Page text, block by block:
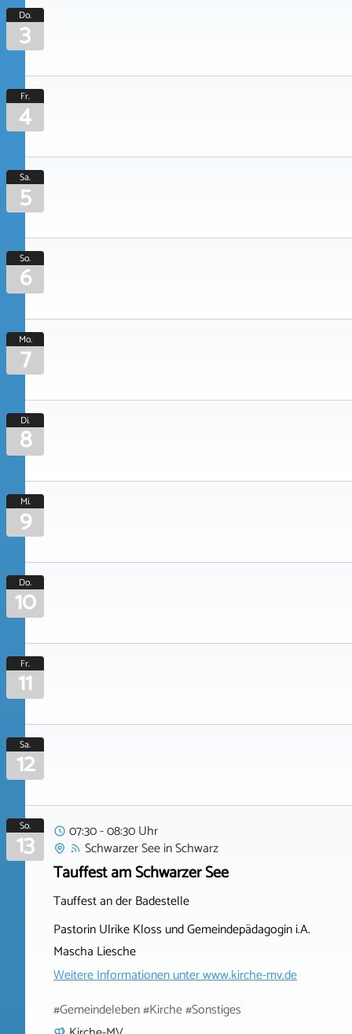
Do.
3
Fr.
4
Sa.
5
So.
6
Mo.
7
Di.
8
Mi.
9
Do.
10
Fr.
11
Sa.
12
So.
13
07:30 - 08:30 Uhr
Schwarzer SeeinSchwarz
Tauffest am Schwarzer See
Tauffest an der Badestelle
Pastorin Ulrike Kloss und Gemeindepädagogin i.A.
Mascha Liesche
Weitere Informationen unterwww.kirche-mv.de
#Gemeindeleben #Kirche #Sonstiges